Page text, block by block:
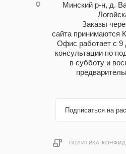
Минский р-н, д.
Заказы
сайта
Офис работает с 9
консультации по
в субботу и
Подписаться на
ПОЛИТИКА